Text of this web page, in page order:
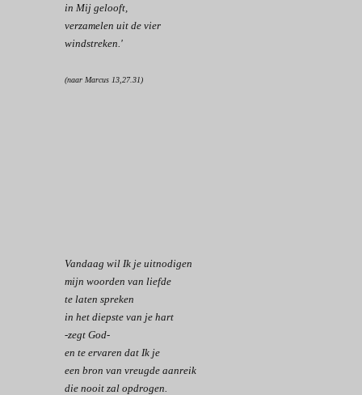
in Mij gelooft,
verzamelen uit de vier
windstreken.'
(naar Marcus 13,27.31)
Vandaag wil Ik je uitnodigen
mijn woorden van liefde
te laten spreken
in het diepste van je hart
-zegt God-
en te ervaren dat Ik je
een bron van vreugde aanreik
die nooit zal opdrogen.